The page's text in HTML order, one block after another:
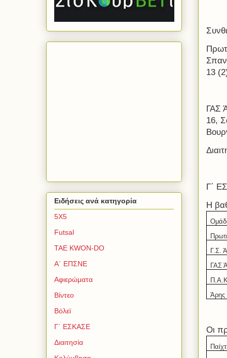
13
ΓΑΣ
16,
Γ΄
Η
Γ.Σ.
ΓΑΣ
Άρης
Οι
Ειδήσεις ανά κατηγορία
5Χ5
Futsal
TAE KWON-DO
Α΄ ΕΠΣΝΕ
Αφιερώματα
Βίντεο
Βόλεϊ
Γ΄ ΕΣΚΑΣΕ
Διαιτησία